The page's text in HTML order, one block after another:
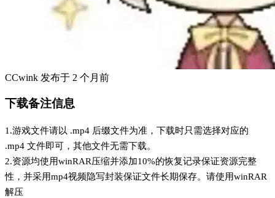
CCwink 发布于 2 个月前
下载备注信息
1.游戏文件请以 .mp4 后缀文件为准，下载时只需选择对应的
.mp4 文件即可，其他文件无需下载。
2.资源均使用winRAR压缩并添加10%的恢复记录保证资源完整
性，并采用mp4视频隐写封装保证文件长期保存。请使用winRAR
解压